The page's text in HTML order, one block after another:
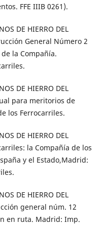
FFE IIIB 0261).
DE HIERRO DEL
General Número 2
la Compañía.
DE HIERRO DEL
para meritorios de
los Ferrocarriles.
DE HIERRO DEL
la Compañía de los
y el Estado,Madrid:
DE HIERRO DEL
general núm. 12
en ruta. Madrid: Imp.